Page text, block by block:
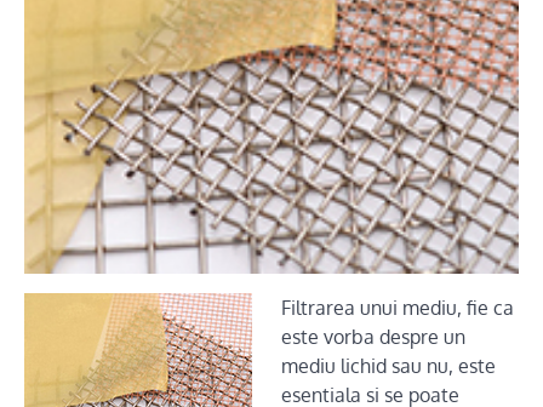
Filtrarea unui mediu, fie ca
este vorba despre un
mediu lichid sau nu, este
esentiala si se poate